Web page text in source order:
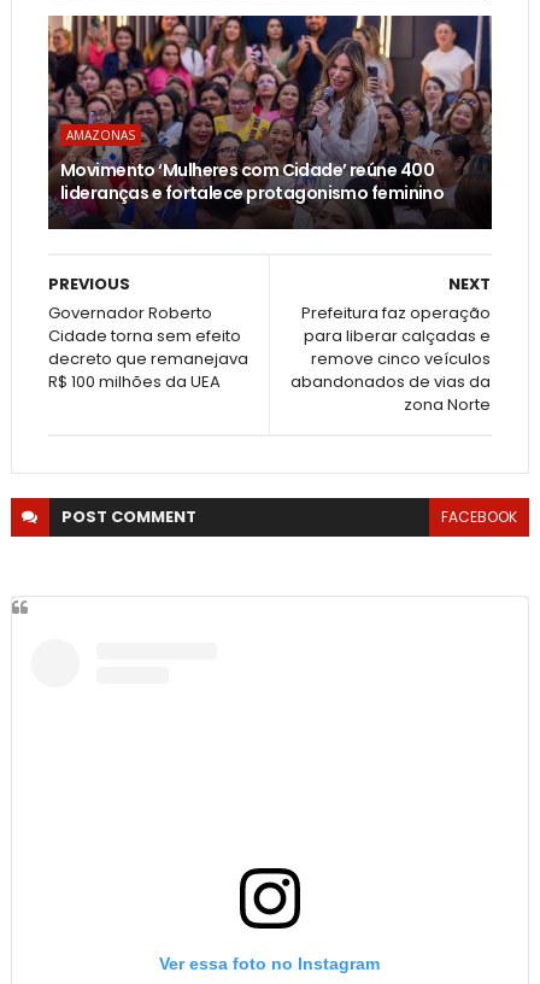
AMAZONAS
Movimento ‘Mulheres com Cidade’ reúne 400
lideranças e fortalece protagonismo feminino
NEXT
Prefeitura faz operação
para liberar calçadas e
remove cinco veículos
abandonados de vias da
zona Norte
PREVIOUS
Governador Roberto
Cidade torna sem efeito
decreto que remanejava
R$ 100 milhões da UEA
POST COMMENT FACEBOOK
Ver essa foto no Instagram